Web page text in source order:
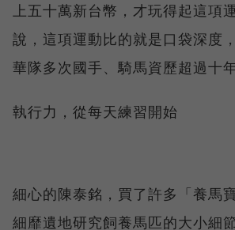
上五十萬新台幣，才玩得起這項
說，這項運動比的就是口袋深度
華隊多次國手、騎馬資歷超過十
執行力，從每天練習開始
細心的陳泰銘，買了許多「養馬
細靡遺地研究飼養馬匹的大小細